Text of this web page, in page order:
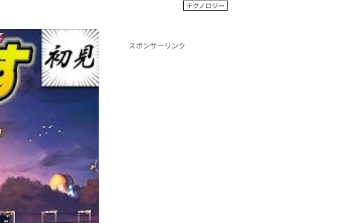
テクノロジー
スポンサーリンク